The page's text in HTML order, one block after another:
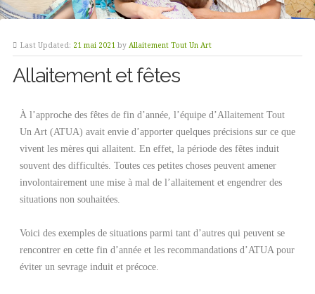
Last Updated: 21 mai 2021 by Allaitement Tout Un Art
Allaitement et fêtes
À l’approche des fêtes de fin d’année, l’équipe d’Allaitement Tout
Un Art (ATUA) avait envie d’apporter quelques précisions sur ce que
vivent les mères qui allaitent. En effet, la période des fêtes induit
souvent des difficultés. Toutes ces petites choses peuvent amener
involontairement une mise à mal de l’allaitement et engendrer des
situations non souhaitées.
Voici des exemples de situations parmi tant d’autres qui peuvent se
rencontrer en cette fin d’année et les recommandations d’ATUA pour
éviter un sevrage induit et précoce.